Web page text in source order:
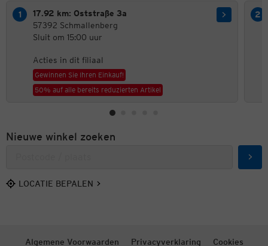
17.92 km: Oststraße 3a
57392 Schmallenberg
Sluit om 15:00 uur
Acties in dit filiaal
Gewinnen Sie Ihren Einkauf!
50% auf alle bereits reduzierten Artikel
Nieuwe winkel zoeken
LOCATIE BEPALEN
Algemene Voorwaarden Privacyverklaring Cookies